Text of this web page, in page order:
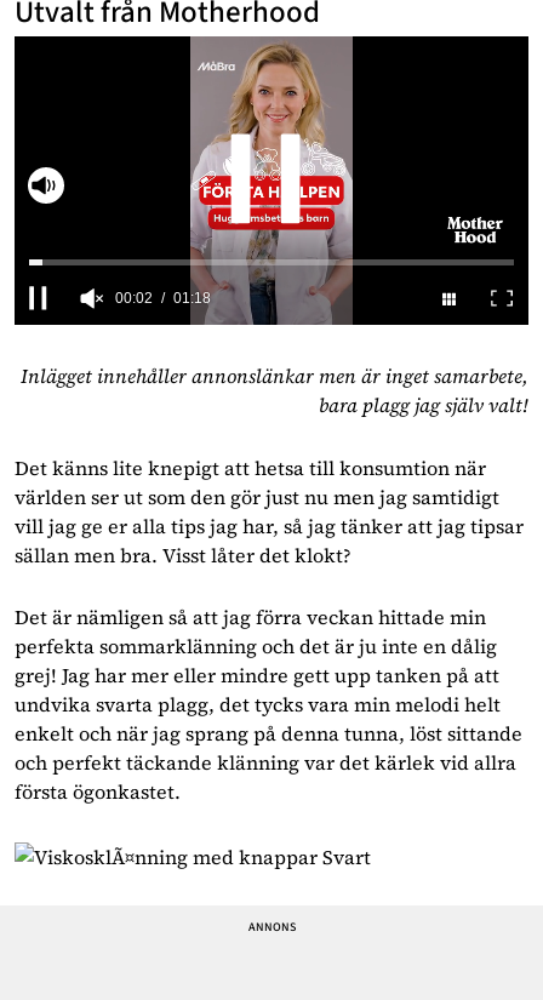
Utvalt från Motherhood
of
00:02 01:18
Inlägget innehåller annonslänkar men är inget samarbete,
bara plagg jag själv valt!
Det känns lite knepigt att hetsa till konsumtion när
världen ser ut som den gör just nu men jag samtidigt
vill jag ge er alla tips jag har, så jag tänker att jag tipsar
sällan men bra. Visst låter det klokt?
Det är nämligen så att jag förra veckan hittade min
perfekta sommarklänning och det är ju inte en dålig
grej! Jag har mer eller mindre gett upp tanken på att
undvika svarta plagg, det tycks vara min melodi helt
enkelt och när jag sprang på denna tunna, löst sittande
och perfekt täckande klänning var det kärlek vid allra
första ögonkastet.